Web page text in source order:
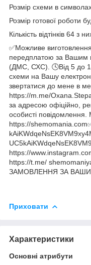
Розмір схеми в
Розмір готової роботи
Кількість відтінків 64 з
✅Можливе
передплатою за Вашим
(ДМС, СХС). 🕓Від 5 до
схеми на Вашу
звертатися до мене в
https://m.me/
за адресою офіційно,
особисті повідомлення.
https://
https://
https://t.me/
ЗАМОВЛЕННЯ ЗА
Приховати
Характеристики
Основні атрибути